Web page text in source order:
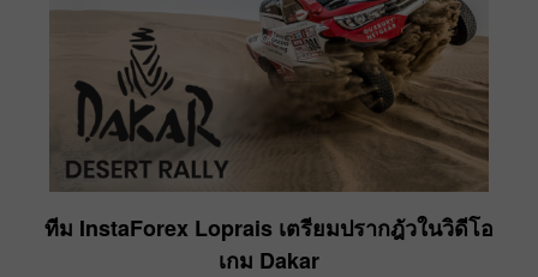
ทีม InstaForex Loprais เตรียมปรากฎัวในวิดีโอ
เกม Dakar